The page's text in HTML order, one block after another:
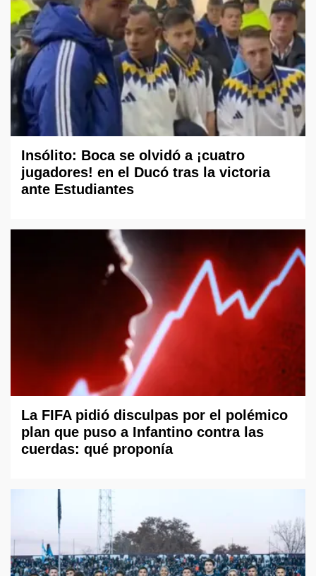
Insólito: Boca se olvidó a ¡cuatro
jugadores! en el Ducó tras la victoria
ante Estudiantes
La FIFA pidió disculpas por el polémico
plan que puso a Infantino contra las
cuerdas: qué proponía